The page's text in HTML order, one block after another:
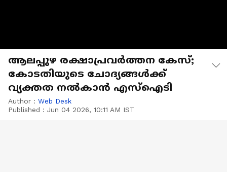
ആലപ്പുഴ രക്ഷാപ്രവ‍ർത്തന കേസ്;
കോടതിയുടെ ചോദ്യങ്ങൾക്ക്
വ്യക്തത നൽകാൻ എസ്ഐടി
Author : Web Desk
Published : Jun 04 2026, 10:11 AM IST